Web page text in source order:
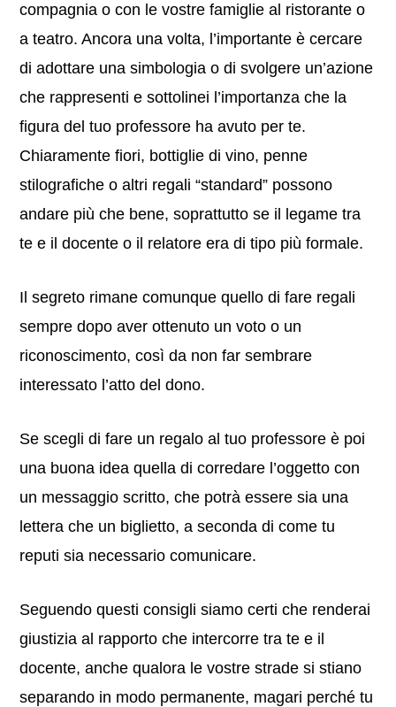
compagnia o con le vostre famiglie al ristorante o
a teatro. Ancora una volta, l’importante è cercare
di adottare una simbologia o di svolgere un’azione
che rappresenti e sottolinei l’importanza che la
figura del tuo professore ha avuto per te.
Chiaramente fiori, bottiglie di vino, penne
stilografiche o altri regali “standard” possono
andare più che bene, soprattutto se il legame tra
te e il docente o il relatore era di tipo più formale.
Il segreto rimane comunque quello di fare regali
sempre dopo aver ottenuto un voto o un
riconoscimento, così da non far sembrare
interessato l’atto del dono.
Se scegli di fare un regalo al tuo professore è poi
una buona idea quella di corredare l’oggetto con
un messaggio scritto, che potrà essere sia una
lettera che un biglietto, a seconda di come tu
reputi sia necessario comunicare.
Seguendo questi consigli siamo certi che renderai
giustizia al rapporto che intercorre tra te e il
docente, anche qualora le vostre strade si stiano
separando in modo permanente, magari perché tu